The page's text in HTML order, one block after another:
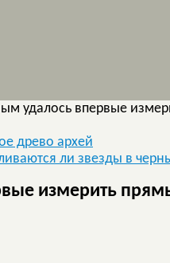
удалось впервые
древо архей
ли звезды в
измерить